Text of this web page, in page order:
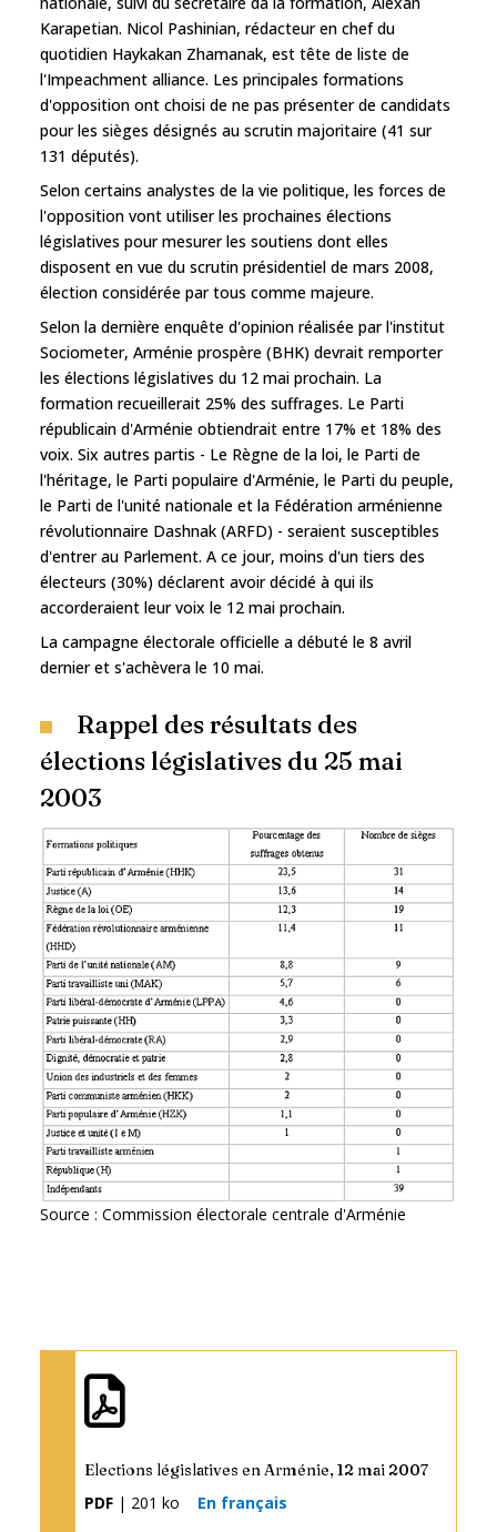
Karapetian. Nicol Pashinian, rédacteur en chef du
quotidien Haykakan Zhamanak, est tête de liste de
l'Impeachment alliance. Les principales formations
d'opposition ont choisi de ne pas présenter de candidats
pour les sièges désignés au scrutin majoritaire (41 sur
131 députés).
Selon certains analystes de la vie politique, les forces de
l'opposition vont utiliser les prochaines élections
législatives pour mesurer les soutiens dont elles
disposent en vue du scrutin présidentiel de mars 2008,
élection considérée par tous comme majeure.
Selon la dernière enquête d'opinion réalisée par l'institut
Sociometer, Arménie prospère (BHK) devrait remporter
les élections législatives du 12 mai prochain. La
formation recueillerait 25% des suffrages. Le Parti
républicain d'Arménie obtiendrait entre 17% et 18% des
voix. Six autres partis - Le Règne de la loi, le Parti de
l'héritage, le Parti populaire d'Arménie, le Parti du peuple,
le Parti de l'unité nationale et la Fédération arménienne
révolutionnaire Dashnak (ARFD) - seraient susceptibles
d'entrer au Parlement. A ce jour, moins d'un tiers des
électeurs (30%) déclarent avoir décidé à qui ils
accorderaient leur voix le 12 mai prochain.
La campagne électorale officielle a débuté le 8 avril
dernier et s'achèvera le 10 mai.
Rappel des résultats des
élections législatives du 25 mai
2003
Source : Commission électorale centrale d'Arménie
Elections législatives en Arménie, 12 mai 2007
PDF | 201 ko En français